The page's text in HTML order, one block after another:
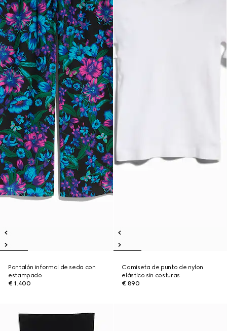
Pantalón informal de seda con
estampado
€ 1.400
Camiseta de punto de nylon
elástico sin costuras
€ 890